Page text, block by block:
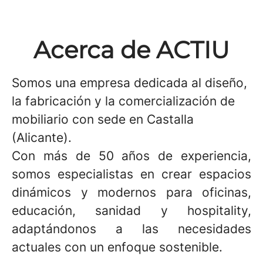
Acerca de ACTIU
Somos una empresa dedicada al diseño,
la fabricación y la comercialización de
mobiliario con sede en Castalla
(Alicante).
Con más de 50 años de experiencia,
somos especialistas en crear espacios
dinámicos y modernos para oficinas,
educación, sanidad y hospitality,
adaptándonos a las necesidades
actuales con un enfoque sostenible.